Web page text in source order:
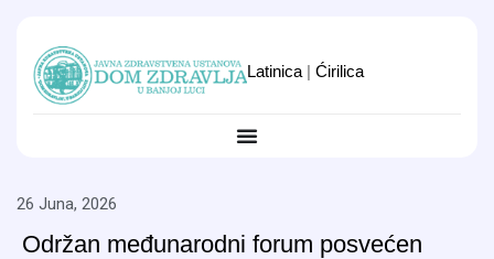
Latinica | Ćirilica
26 Juna, 2026
Održan međunarodni forum posvećen